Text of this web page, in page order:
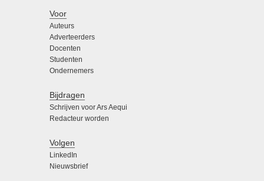
Voor
Auteurs
Adverteerders
Docenten
Studenten
Ondernemers
Bijdragen
Schrijven voor Ars Aequi
Redacteur worden
Volgen
LinkedIn
Nieuwsbrief